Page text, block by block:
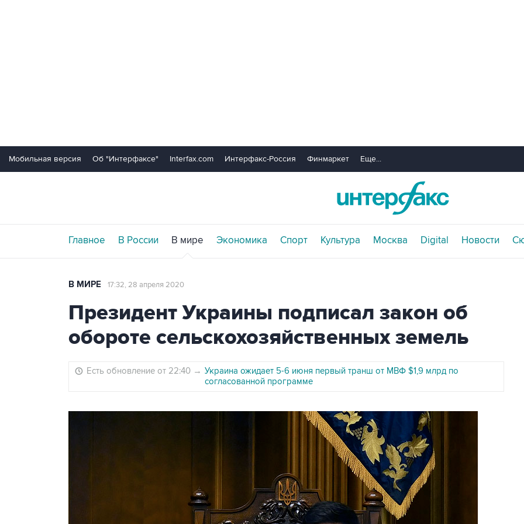
Мобильная версия Об "Интерфаксе" Interfax.com Интерфакс-Россия Финмаркет Еще...
Главное В России В мире Экономика Спорт Культура Москва Digital Новости
В МИРЕ 17:32, 28 апреля 2020
Президент Украины подписал закон об
обороте сельскохозяйственных земель
Есть обновление от 22:40 → Украина ожидает 5-6 июня первый транш от МВФ $1,9 млрд по
согласованной программе